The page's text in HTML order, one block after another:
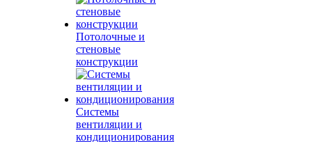
Потолочные и
стеновые
конструкции
Системы
вентиляции и
кондиционирования